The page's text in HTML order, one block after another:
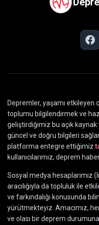
Depremler, yaşamı etkileyen
toplumu bilgilendirmek ve
geliştirdiğimiz bu açık kaynak
güncel ve doğru bilgileri
platforma entegre ettiğimiz
kullanıcılarımız, deprem
Sosyal medya hesaplarımız
aracılığıyla da topluluk ile
ve farkındalığı konusunda
yürütmekteyiz. Amacımız,
ve olası bir deprem durumuna